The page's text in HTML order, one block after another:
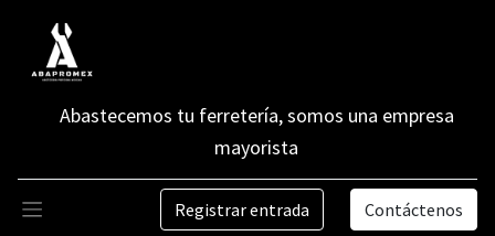
Abastecemos tu ferretería, somos una empresa
mayorista
Registrar entrada Contáctenos